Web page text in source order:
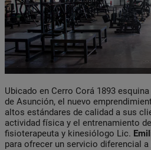
Ubicado en Cerro Corá 1893
de Asunción, el nuevo
altos estándares de calidad a sus
actividad física y el entrenamiento
fisioterapeuta y kinesiólogo Lic.
para ofrecer un servicio diferencial